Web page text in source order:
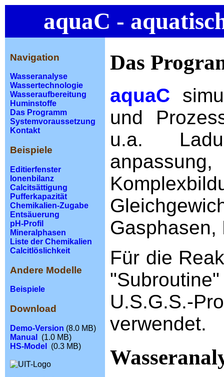
aquaC -
Navigation
Wasseranalyse
Wassertechnologie
Wasseraufbereitung
Huminstoffe
Das Programm
Systemvoraussetzung
Kontakt
Beispiele
Editierfenster
Ionenbilanz
Calcitsättigung
Pufferkapazität
Chemikalien-Zugabe
Entsäuerung
pH-Profil
Mineralphasen
Liste der Chemikalien
Calcitlöslichkeit
Andere Modelle
Beispiele
Download
Demo-Version (8.0 MB)
Manual
(1.0 MB)
HS-Model
(0.3 MB)
Das
aquaC
und
u.a.
Gasphasen,
Für die
verwendet.